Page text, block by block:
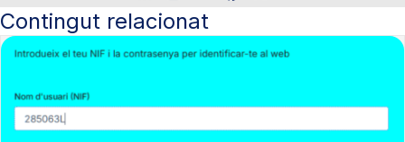
Contingut relacionat